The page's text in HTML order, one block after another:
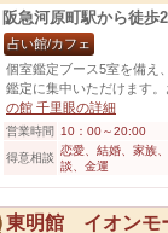
阪急河原町駅から徒歩
占い館/カフェ
個室鑑定ブース5室を備え
鑑定に集中いただけます
の館 千里眼の詳細
営業時間
10：00～20:00
得意相談
恋愛、結婚、家族
談、金運
東明館 イオンモ